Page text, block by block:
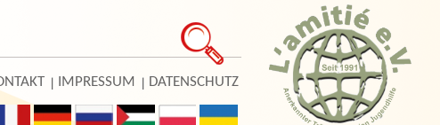
IMPRESSUM DATENSCHUTZ